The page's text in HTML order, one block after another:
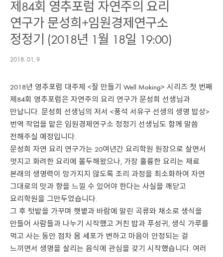
제84회 영추포럼 자연주의 요리
연구가 문성희+임원경제연구소
정정기 (2018년 1월 18일 19:00)
2018. 01. 9
2018년 영추포럼 대주제 <잘 만들기 Well Making> 시리즈 첫 번째
제84회 영추포럼은 자연주의 요리 연구가 문성희 선생님과
만납니다. 문성희 선생님의 저서 <풍석 서유구 선생의 생명 밥상>
번역 작업을 맡은 임원경제연구소 정정기 선생님도 함께 말씀
전해주실 예정입니다.
문성희 자연 요리 연구가는 20여년간 요리학원 원장으로 살면서
멋지고 화려한 요리에 몰두해왔으나, 가장 훌륭한 요리는 재료
본래의 생명력이 망가지지 않도록 조리 과정을 최소화하여 자연
그대로의 맛과 향을 느낄 수 있어야 한다는 사실을 깨닫고
요리학원을 그만두었습니다.
그 후 텃밭을 가꾸며 햇볕과 바람에 말린 곡류와 채소로 생식을
만들어 사람들과 나누기 시작했고 거친 밥과 푸성귀, 생식 가루를
먹고 사는 동안 점차 몸 세포가 변하고 마음이 안정되는 걸
느끼면서 생명을 살리는 음식에 관심을 갖기 시작했습니다. 여러